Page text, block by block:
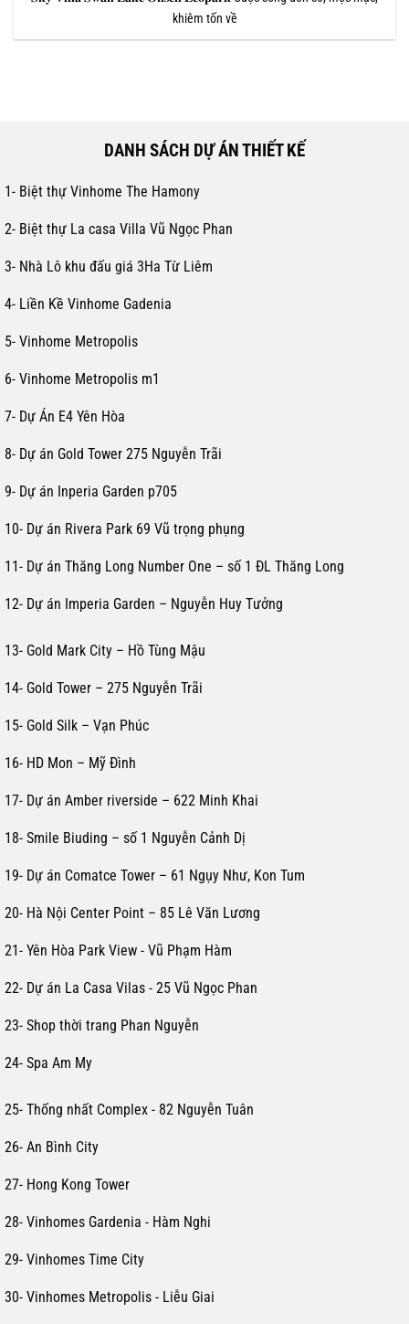
khiêm tốn về
DANH SÁCH DỰ ÁN THIẾT KẾ
1- Biệt thự Vinhome The Hamony
2- Biệt thự La casa Villa Vũ Ngọc Phan
3- Nhà Lô khu đấu giá 3Ha Từ Liêm
4- Liền Kề Vinhome Gadenia
5- Vinhome Metropolis
6- Vinhome Metropolis m1
7- Dự Án E4 Yên Hòa
8- Dự án Gold Tower 275 Nguyễn Trãi
9- Dự án Inperia Garden p705
10- Dự án Rivera Park 69 Vũ trọng phụng
11- Dự án Thăng Long Number One – số 1 ĐL Thăng Long
12- Dự án Imperia Garden – Nguyễn Huy Tưởng
13- Gold Mark City – Hồ Tùng Mậu
14- Gold Tower – 275 Nguyễn Trãi
15- Gold Silk – Vạn Phúc
16- HD Mon – Mỹ Đình
17- Dự án Amber riverside – 622 Minh Khai
18- Smile Biuding – số 1 Nguyễn Cảnh Dị
19- Dự án Comatce Tower – 61 Ngụy Như, Kon Tum
20- Hà Nội Center Point – 85 Lê Văn Lương
21- Yên Hòa Park View - Vũ Phạm Hàm
22- Dự án La Casa Vilas - 25 Vũ Ngọc Phan
23- Shop thời trang Phan Nguyễn
24- Spa Am My
25- Thống nhất Complex - 82 Nguyễn Tuân
26- An Bình City
27- Hong Kong Tower
28- Vinhomes Gardenia - Hàm Nghi
29- Vinhomes Time City
30- Vinhomes Metropolis - Liễu Giai